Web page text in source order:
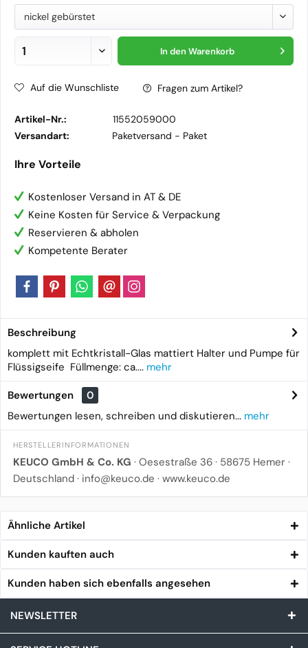
nickel gebürstet
In den Warenkorb
Auf die Wunschliste Fragen zum Artikel?
Artikel-Nr.:
11552059000
Versandart:
Paketversand - Paket
Ihre Vorteile
Kostenloser Versand in AT & DE
Keine Kosten für Service & Verpackung
Reservieren & abholen
Kompetente Berater
Beschreibung
komplett mit Echtkristall-Glas mattiert Halter und Pumpe für
Flüssigseife Füllmenge: ca.... mehr
Bewertungen
0
Bewertungen lesen, schreiben und diskutieren... mehr
HERSTELLERINFORMATIONEN
KEUCO GmbH & Co. KG · Oesestraße 36 · 58675 Hemer ·
Deutschland · info@keuco.de · www.keuco.de
Ähnliche Artikel
Kunden kauften auch
Kunden haben sich ebenfalls angesehen
NEWSLETTER